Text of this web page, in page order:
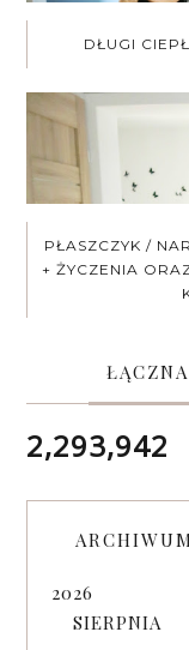
DŁUGI
PŁASZCZYK /
+ ŻYCZENIA
2,293,942
2026
SIERPNIA